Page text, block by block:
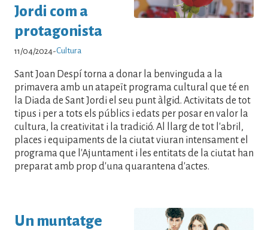
Jordi com a
protagonista
11/04/2024-Cultura
Sant Joan Despí torna a donar la benvinguda a la
primavera amb un atapeït programa cultural que té en
la Diada de Sant Jordi el seu punt àlgid. Activitats de tot
tipus i per a tots els públics i edats per posar en valor la
cultura, la creativitat i la tradició. Al llarg de tot l'abril,
places i equipaments de la ciutat viuran intensament el
programa que l'Ajuntament i les entitats de la ciutat han
preparat amb prop d'una quarantena d'actes.
Un muntatge